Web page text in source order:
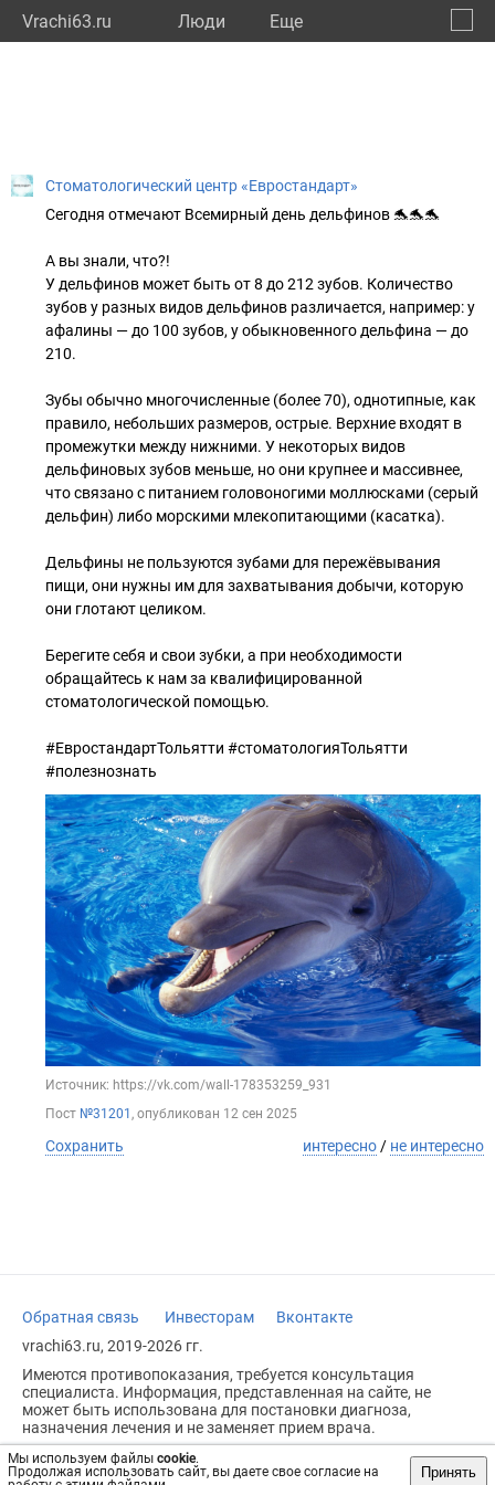
Vrachi63.ru Люди Eще
Мы используем файлы cookie.
Продолжая использовать сайт, вы даете свое согласие на
Принять
Стоматологический центр «Евростандарт»
Сегодня отмечают Вceмиpный дeнь дeльфинoв 🐬🐬🐬
А вы знали, что?!
У дельфинов может быть от 8 до 212 зубов. Количество
зубов у разных видов дельфинов различается, например: у
афалины — до 100 зубов, у обыкновенного дельфина — до
210.
Зубы обычно многочисленные (более 70), однотипные, как
правило, небольших размеров, острые. Верхние входят в
промежутки между нижними. У некоторых видов
дельфиновых зубов меньше, но они крупнее и массивнее,
что связано с питанием головоногими моллюсками (серый
дельфин) либо морскими млекопитающими (касатка).
Дельфины не пользуются зубами для пережёвывания
пищи, они нужны им для захватывания добычи, которую
они глотают целиком.
Берегите себя и свои зубки, а при необходимости
обращайтесь к нам за квалифицированной
стоматологической помощью.
#ЕвростандартТольятти #стоматологияТольятти
#полезнознать
Источник: https://vk.com/wall-178353259_931
Пост №31201 , опубликован 12 сен 2025
Сохранить интересно/ не интересно
Обратная связь Инвесторам
Вконтакте
vrachi63.ru, 2019-2026 гг.
Имеются противопоказания, требуется консультация
специалиста. Информация, представленная на сайте, не
может быть использована для постановки диагноза,
назначения лечения и не заменяет прием врача.
Возрастное ограничение: 18+